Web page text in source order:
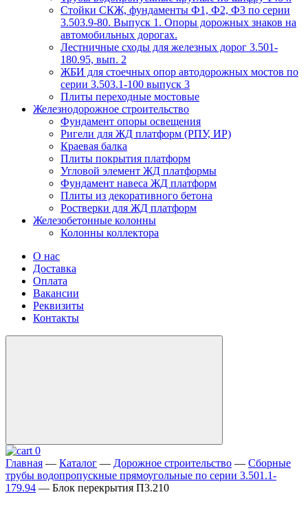
Стойки СКЖ, фундаменты Ф1, Ф2, Ф3 по серии
3.503.9-80. Выпуск 1. Опоры дорожных знаков на
автомобильных дорогах.
Лестничные сходы для железных дорог 3.501-
180.95, вып. 2
ЖБИ для стоечных опор автодорожных мостов по
серии 3.503.1-100 выпуск 3
Плиты переходные мостовые
Железнодорожное строительство
Фундамент опоры освещения
Ригели для ЖД платформ (РПУ, ИР)
Краевая балка
Плиты покрытия платформ
Угловой элемент ЖД платформы
Фундамент навеса ЖД платформ
Плиты из декоративного бетона
Ростверки для ЖД платформ
Железобетонные колонны
Колонны коллектора
О нас
Доставка
Оплата
Вакансии
Реквизиты
Контакты
0
Главная — Каталог — Дорожное строительство — Сборные
трубы водопропускные прямоугольные по серии 3.501.1-
179.94 — Блок перекрытия П3.210